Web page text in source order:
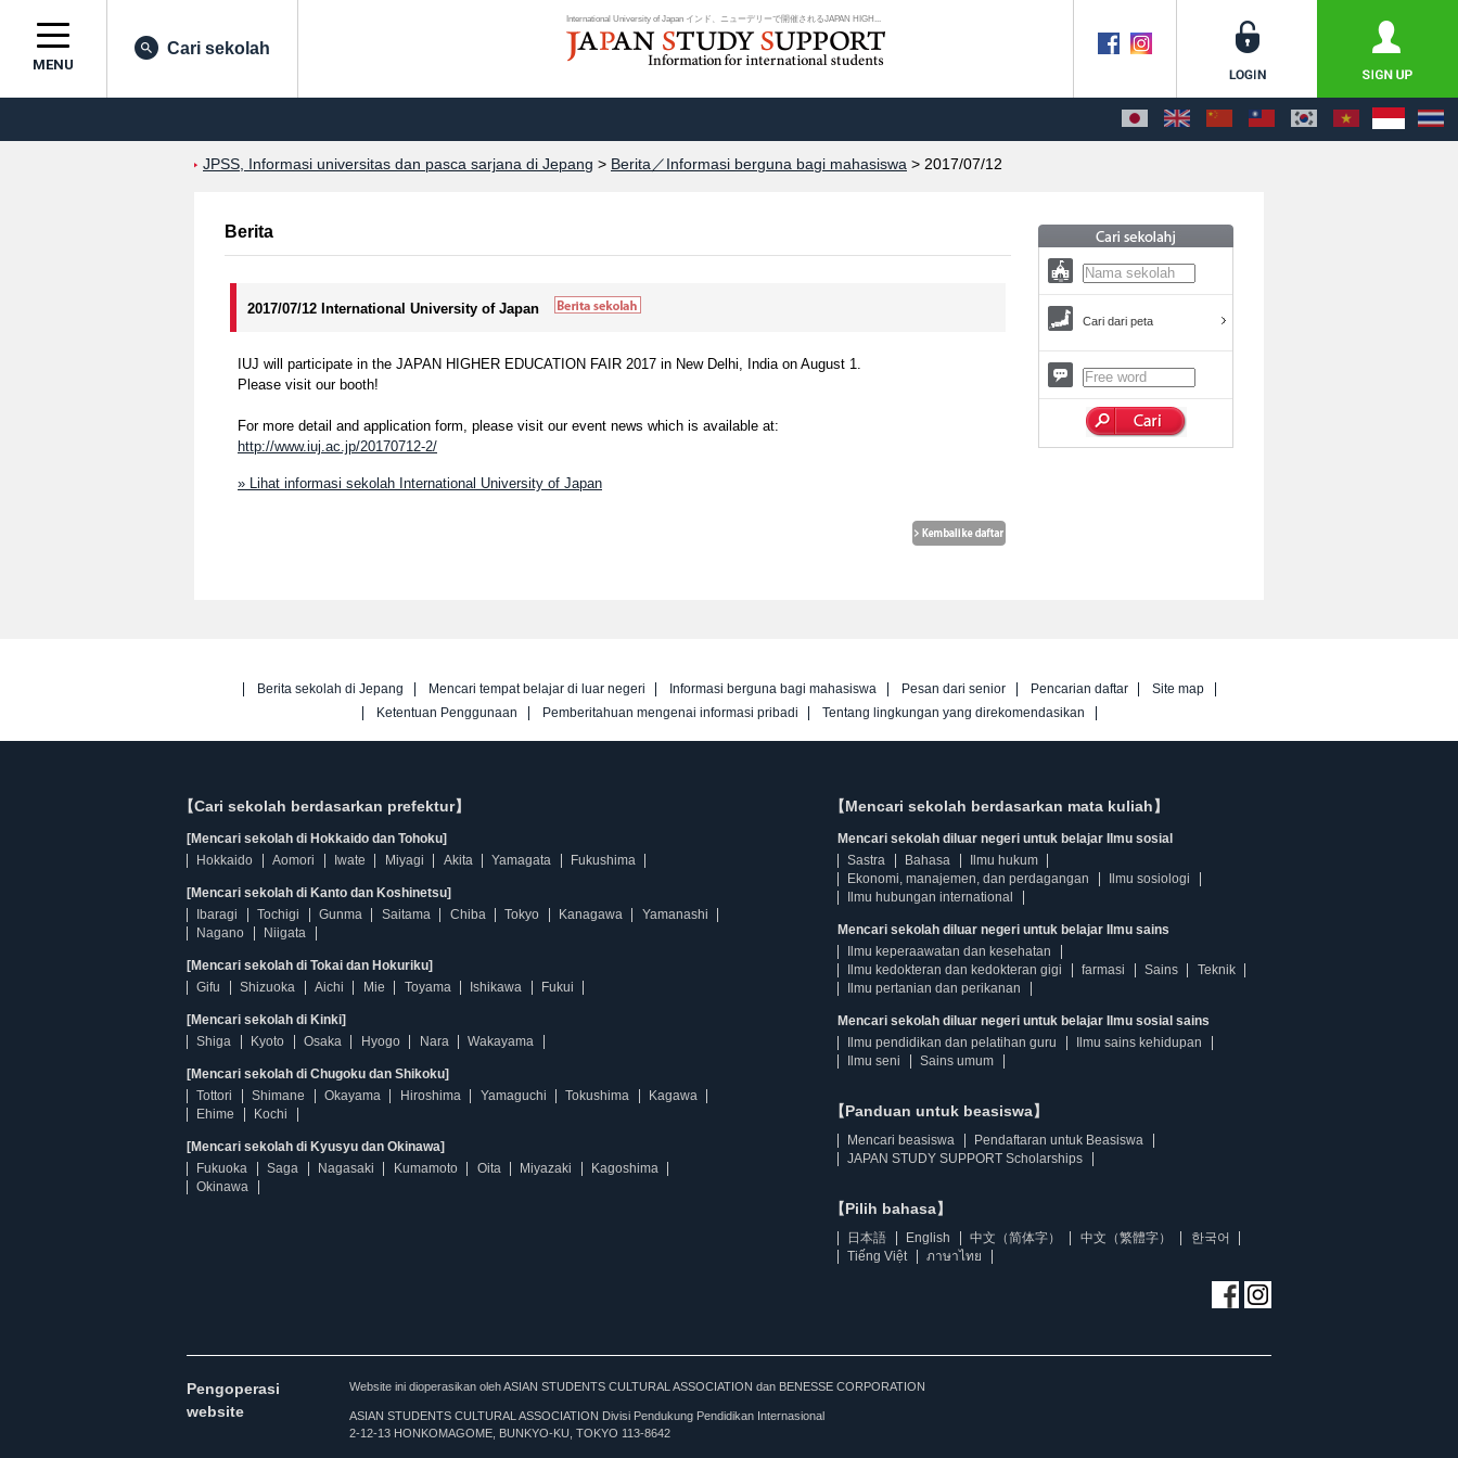
International University of Japan インド、ニューデリーで開催されるJAPAN HIGH...
MENU
Cari sekolah
JPSS, Informasi universitas dan pasca sarjana di Jepang > Berita／Informasi berguna bagi mahasiswa > 2017/07/12
Berita
2017/07/12 International University of Japan
IUJ will participate in the JAPAN HIGHER EDUCATION FAIR 2017 in New Delhi, India on August 1.
Please visit our booth!
For more detail and application form, please visit our event news which is available at:
http://www.iuj.ac.jp/20170712-2/
» Lihat informasi sekolah International University of Japan
Cari dari peta
Berita sekolah di Jepang Mencari tempat belajar di luar negeri Informasi berguna bagi mahasiswa Pesan dari senior Pencarian daftar
Site map
Ketentuan Penggunaan
Pemberitahuan mengenai informasi pribadi Tentang lingkungan yang direkomendasikan
【Cari sekolah berdasarkan prefektur】
[Mencari sekolah di Hokkaido dan Tohoku]
Hokkaido
Aomori Iwate Miyagi Akita Yamagata Fukushima
[Mencari sekolah di Kanto dan Koshinetsu]
Ibaragi
Tochigi Gunma Saitama Chiba Tokyo Kanagawa
Yamanashi
Nagano
Niigata
[Mencari sekolah di Tokai dan Hokuriku]
Gifu
Shizuoka Aichi Mie Toyama Ishikawa Fukui
[Mencari sekolah di Kinki]
Shiga
Kyoto Osaka Hyogo Nara Wakayama
[Mencari sekolah di Chugoku dan Shikoku]
Tottori
Shimane Okayama Hiroshima Yamaguchi Tokushima
Kagawa
Ehime
Kochi
[Mencari sekolah di Kyusyu dan Okinawa]
Fukuoka
Saga Nagasaki Kumamoto Oita Miyazaki
Kagoshima
Okinawa
【Mencari sekolah berdasarkan mata kuliah】
Mencari sekolah diluar negeri untuk belajar Ilmu sosial
Sastra
Bahasa
Ilmu hukum
Ekonomi, manajemen, dan perdagangan
Ilmu sosiologi
Ilmu hubungan international
Mencari sekolah diluar negeri untuk belajar Ilmu sains
Ilmu keperaawatan dan kesehatan
Ilmu kedokteran dan kedokteran gigi
farmasi Sains
Teknik
Ilmu pertanian dan perikanan
Mencari sekolah diluar negeri untuk belajar Ilmu sosial sains
Ilmu pendidikan dan pelatihan guru
Ilmu sains kehidupan
Ilmu seni
Sains umum
【Panduan untuk beasiswa】
Mencari beasiswa
Pendaftaran untuk Beasiswa
JAPAN STUDY SUPPORT Scholarships
【Pilih bahasa】
日本語 English 中文（简体字） 中文（繁體字）
한국어
Tiếng Việt
ภาษาไทย
Pengoperasi
website
Website ini dioperasikan oleh ASIAN STUDENTS CULTURAL ASSOCIATION dan BENESSE CORPORATION
ASIAN STUDENTS CULTURAL ASSOCIATION Divisi Pendukung Pendidikan Internasional
2-12-13 HONKOMAGOME, BUNKYO-KU, TOKYO 113-8642